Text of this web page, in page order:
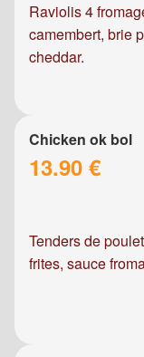
Raviolis 4
camembert, brie
cheddar.
Chicken ok bol
13.90 €
Tenders de
frites, sauce